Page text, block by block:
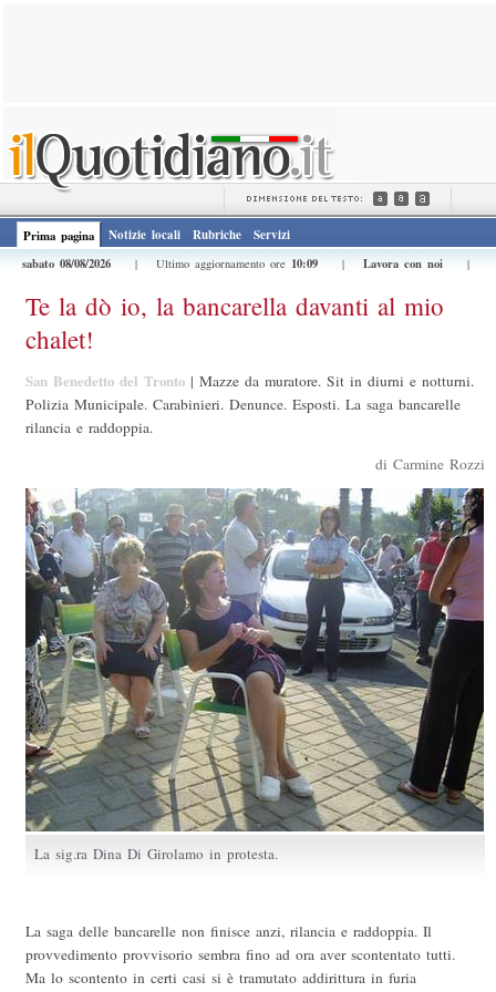
Prima pagina Notizie locali Rubriche
Servizi
sabato 08/08/2026
| Ultimo aggiornamento ore 10:09 | Lavora con noi |
Te la dò io, la bancarella davanti al mio
chalet!
San Benedetto del Tronto | Mazze da muratore. Sit in diurni e notturni.
Polizia Municipale. Carabinieri. Denunce. Esposti. La saga bancarelle
rilancia e raddoppia.
di Carmine Rozzi
La sig.ra Dina Di Girolamo in protesta.
La saga delle bancarelle non finisce anzi, rilancia e raddoppia. Il
provvedimento provvisorio sembra fino ad ora aver scontentato tutti.
Ma lo scontento in certi casi si è tramutato addirittura in furia